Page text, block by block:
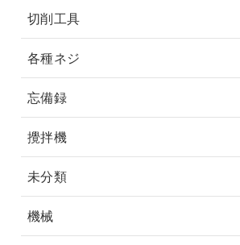
切削工具
各種ネジ
忘備録
攪拌機
未分類
機械